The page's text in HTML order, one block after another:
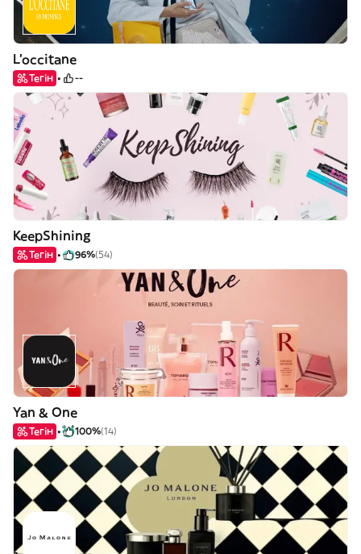
L'occitane
Тегін --
KeepShining
Тегін 96%(54)
Yan & One
Тегін 100%(14)